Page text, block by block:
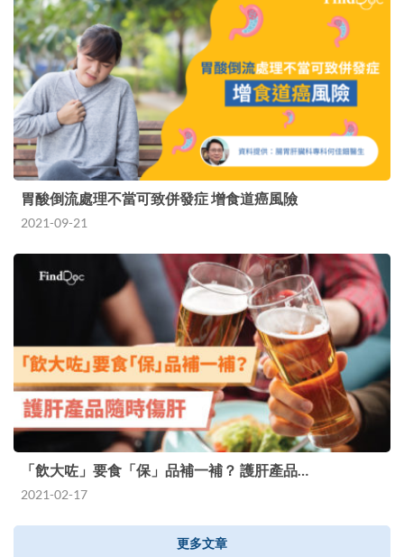
胃酸倒流處理不當可致併發症 增食道癌風險
2021-09-21
「飲大咗」要食「保」品補一補？ 護肝產品…
2021-02-17
更多文章